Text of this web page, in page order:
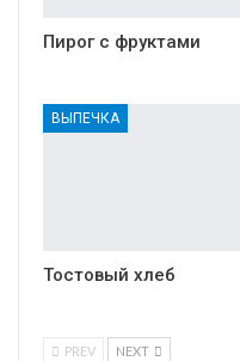
Пирог с фруктами
ВЫПЕЧКА
Тостовый хлеб
PREV NEXT